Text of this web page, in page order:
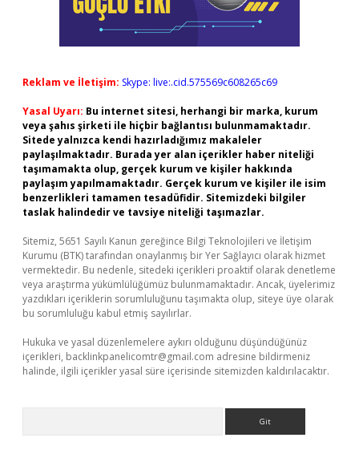
Reklam ve İletişim: Skype: live:.cid.575569c608265c69
Yasal Uyarı: Bu internet sitesi, herhangi bir marka, kurum
veya şahıs şirketi ile hiçbir bağlantısı bulunmamaktadır.
Sitede yalnızca kendi hazırladığımız makaleler
paylaşılmaktadır. Burada yer alan içerikler haber niteliği
taşımamakta olup, gerçek kurum ve kişiler hakkında
paylaşım yapılmamaktadır. Gerçek kurum ve kişiler ile isim
benzerlikleri tamamen tesadüfidir. Sitemizdeki bilgiler
taslak halindedir ve tavsiye niteliği taşımazlar.
Sitemiz, 5651 Sayılı Kanun gereğince Bilgi Teknolojileri ve İletişim
Kurumu (BTK) tarafından onaylanmış bir Yer Sağlayıcı olarak hizmet
vermektedir. Bu nedenle, sitedeki içerikleri proaktif olarak denetleme
veya araştırma yükümlülüğümüz bulunmamaktadır. Ancak, üyelerimiz
yazdıkları içeriklerin sorumluluğunu taşımakta olup, siteye üye olarak
bu sorumluluğu kabul etmiş sayılırlar.
Hukuka ve yasal düzenlemelere aykırı olduğunu düşündüğünüz
içerikleri, backlinkpanelicomtr@gmail.com adresine bildirmeniz
halinde, ilgili içerikler yasal süre içerisinde sitemizden kaldırılacaktır.